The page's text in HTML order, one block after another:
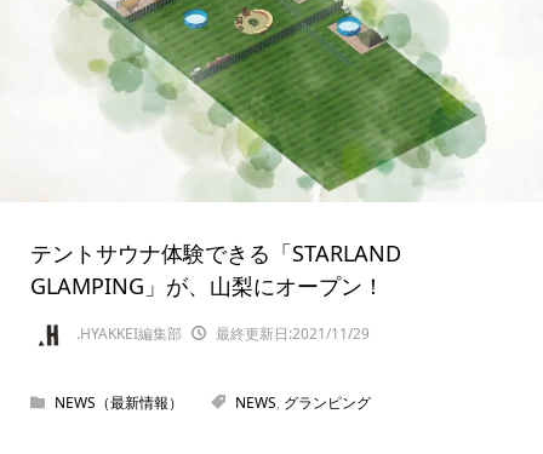
テントサウナ体験できる「STARLAND
GLAMPING」が、山梨にオープン！
.HYAKKEI編集部 最終更新日:2021/11/29
NEWS（最新情報） NEWS, グランピング